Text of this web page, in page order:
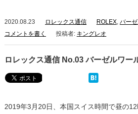
2020.08.23 ロレックス通信 ROLEX, バー
コメントを書く
投稿者: キングレオ
ロレックス通信 No.03 バーゼルワー
2019年3月20日、本国スイス時間で昼の